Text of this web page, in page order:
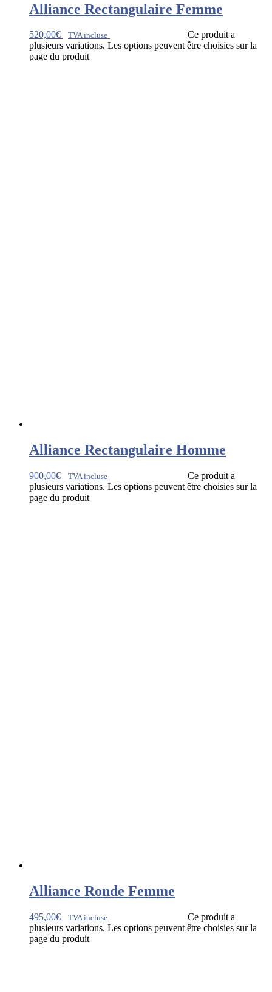
Alliance Rectangulaire Femme
520,00€ TVA incluse
Ce produit a
plusieurs variations. Les options peuvent être choisies sur la
page du produit
Alliance Rectangulaire Homme
900,00€ TVA incluse
Ce produit a
plusieurs variations. Les options peuvent être choisies sur la
page du produit
Alliance Ronde Femme
495,00€ TVA incluse
Ce produit a
plusieurs variations. Les options peuvent être choisies sur la
page du produit